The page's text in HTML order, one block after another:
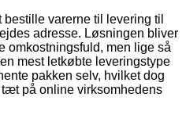
varerne til levering til
adresse. Løsningen bliver
omkostningsfuld, men lige så
mest letkøbte leveringstype
pakken selv, hvilket dog
på online virksomhedens